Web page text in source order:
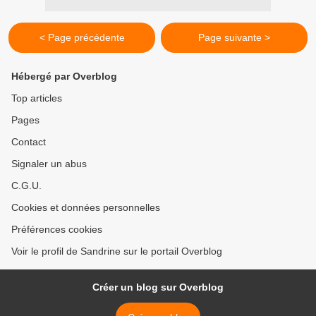
< Page précédente Page suivante >
Hébergé par Overblog
Top articles
Pages
Contact
Signaler un abus
C.G.U.
Cookies et données personnelles
Préférences cookies
Voir le profil de Sandrine sur le portail Overblog
Créer un blog sur Overblog